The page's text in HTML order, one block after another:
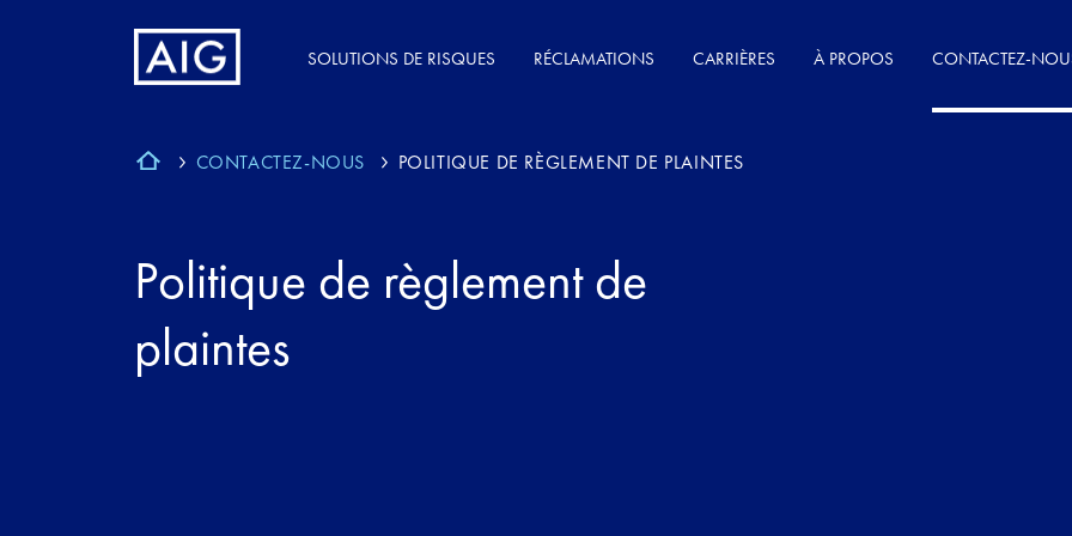
SOLUTIONS DE RISQUES RÉCLAMATIONS CARRIÈRES À PROPOS CONTACTEZ-
CONTACTEZ-NOUS POLITIQUE DE RÈGLEMENT DE PLAINTES
Politique de règlement de
plaintes